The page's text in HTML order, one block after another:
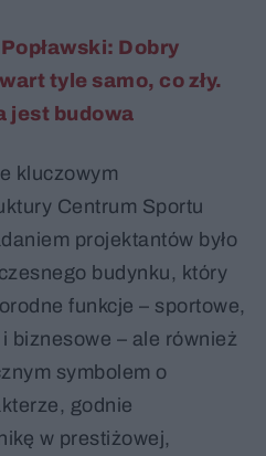
Dobry
tyle samo, co zły.
jest budowa
kluczowym
Centrum Sportu
projektantów było
budynku, który
funkcje – sportowe,
biznesowe – ale również
symbolem o
godnie
w prestiżowej,